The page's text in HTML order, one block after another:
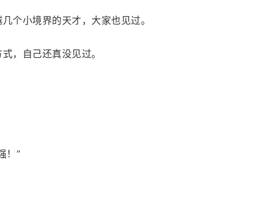
个小境界的天才，大家也见过。
，自己还真没见过。
！”